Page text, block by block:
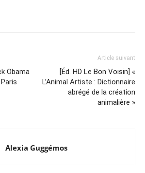
Obama
Article suivant
[Éd. HD Le Bon Voisin] «
L’Animal Artiste : Dictionnaire
abrégé de la création
animalière »
Alexia Guggémos